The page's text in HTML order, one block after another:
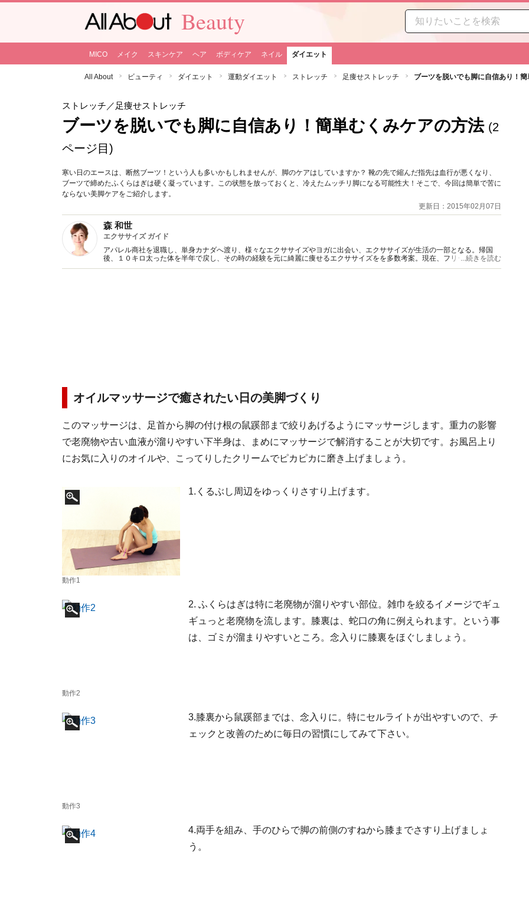
Beauty
MICO メイク スキンケア ヘア ボディケア ネイル ダイエット
All About ビューティ ダイエット 運動ダイエット ストレッチ 足痩せストレッチ ブーツを脱いでも脚に自信あり！
ストレッチ ／足痩せストレッチ
ブーツを脱いでも脚に自信あり！簡単むくみケアの方法 (2
ページ目)
寒い日のエースは、断然ブーツ！という人も多いかもしれませんが、脚のケアはしていますか？ 靴の先で縮んだ指先は血行が悪くなり、
ブーツで締めたふくらはぎは硬く凝っています。この状態を放っておくと、冷えたムッチリ脚になる可能性大！そこで、今回は簡単で苦に
ならない美脚ケアをご紹介します。
更新日：2015年02月07日
森 和世
エクササイズ ガイド
アパレル商社を退職し、単身カナダへ渡り、様々なエクササイズやヨガに出会い、エクササイズが生活の一部となる。帰国
後、１０キロ太った体を半年で戻し、その時の経験を元に綺麗に痩せるエクササイズをを多数考案。現在、フリーのヨガイン
ストラクター・エクササイズディレクターとして活躍。
...続きを読む
オイルマッサージで癒されたい日の美脚づくり
このマッサージは、足首から脚の付け根の鼠蹊部まで絞りあげるようにマッサージします。重力の影響
で老廃物や古い血液が溜りやすい下半身は、まめにマッサージで解消することが大切です。お風呂上り
にお気に入りのオイルや、こってりしたクリームでピカピカに磨き上げましょう。
動作1
1.くるぶし周辺をゆっくりさすり上げます。
動作2
2. ふくらはぎは特に老廃物が溜りやすい部位。雑巾を絞るイメージでギュ
ギュっと老廃物を流します。膝裏は、蛇口の角に例えられます。という事
は、ゴミが溜まりやすいところ。念入りに膝裏をほぐしましょう。
動作3
3.膝裏から鼠蹊部までは、念入りに。特にセルライトが出やすいので、チ
ェックと改善のために毎日の習慣にしてみて下さい。
4.両手を組み、手のひらで脚の前側のすねから膝までさすり上げましょ
う。